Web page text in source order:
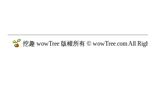
挖趣 wowTree 版權所有 © wowTree.com All